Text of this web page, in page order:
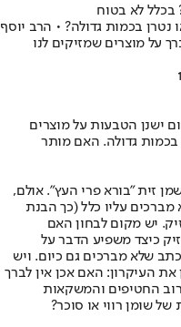
בכלל לא בטוח
נטרן בכמות גדולה? • הרב יוסף
על מוצרים שמזיקים לנו
ישנן הטבעות על מוצרים
בכמות גדולה. האם מותר
זית "בורא פרי העץ". אולם,
עליו כלל (כך הבנת
יש מקום לבחון האם
כיצד משפיע הדבר על
שלא מברכים גם כיום. ויש
את העיקרון: האם אכן אין לברך
החטיפים והמשקאות
שומן רווי או סוכר?